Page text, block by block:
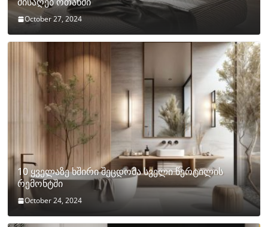
October 27, 2024
10 ყველაზე ხშირი შეცდომა სველი წერტილის
რემონტში
October 24, 2024